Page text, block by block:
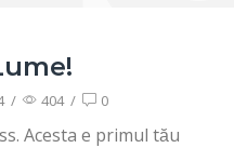
/ 404 / 0
Acesta e primul tău